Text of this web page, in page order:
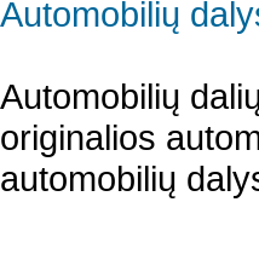
Automobilių
Automobilių
originalios
automobilių